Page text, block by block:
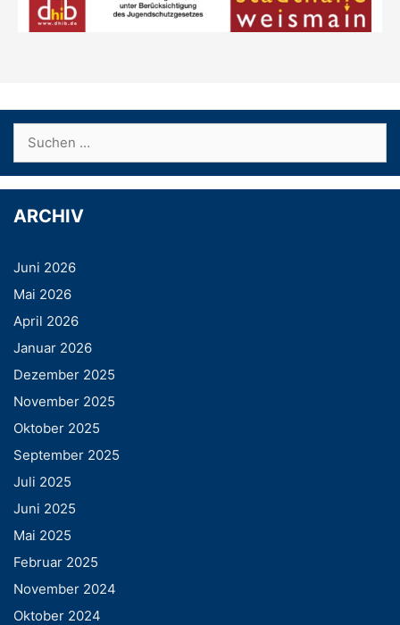
ARCHIV
Juni 2026
Mai 2026
April 2026
Januar 2026
Dezember 2025
November 2025
Oktober 2025
September 2025
Juli 2025
Juni 2025
Mai 2025
Februar 2025
November 2024
Oktober 2024